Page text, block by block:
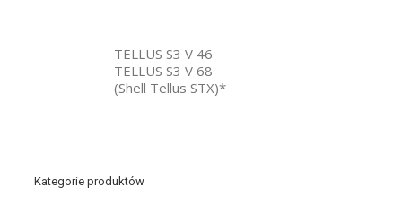
TELLUS S3 V 46
TELLUS S3 V 68
(Shell Tellus STX)*
Kategorie produktów